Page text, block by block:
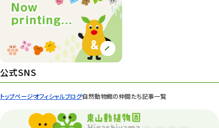
トップページオフィシャルブログ自然動物館の仲間たち記事一覧
桜情報
紅葉情報
ズーボ
イベント
公式SNS